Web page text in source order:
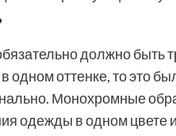
должно быть
одном оттенке, то это
Монохромные
одежды в одном цвете